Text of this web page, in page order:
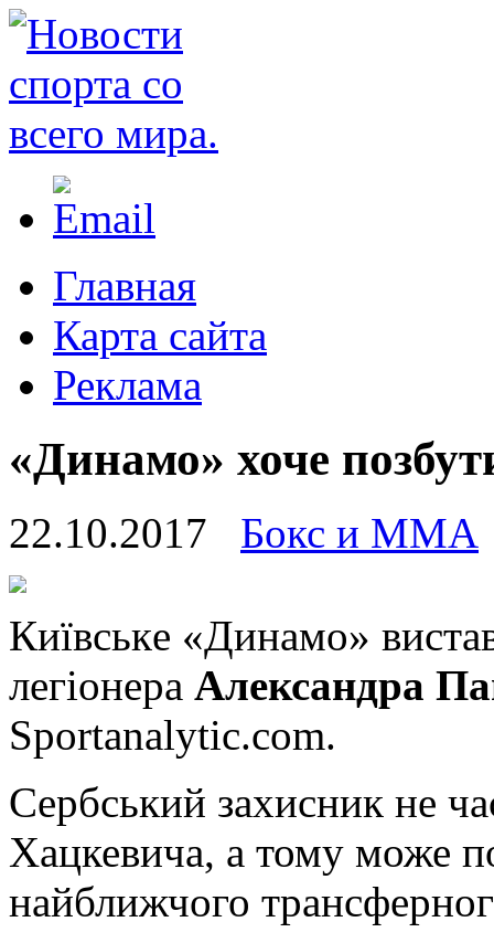
Главная
Карта сайта
Реклама
«Динамо» хоче
22.10.2017 Бокс и ММА
Київськe «Динамо»
легіонера Александра
Sportanalytic.com.
Сербський захисник не
Хацкевича, а тому може
найближчого